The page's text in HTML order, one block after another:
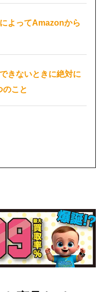
よってAmazonから
きないときに絶対に
のこと